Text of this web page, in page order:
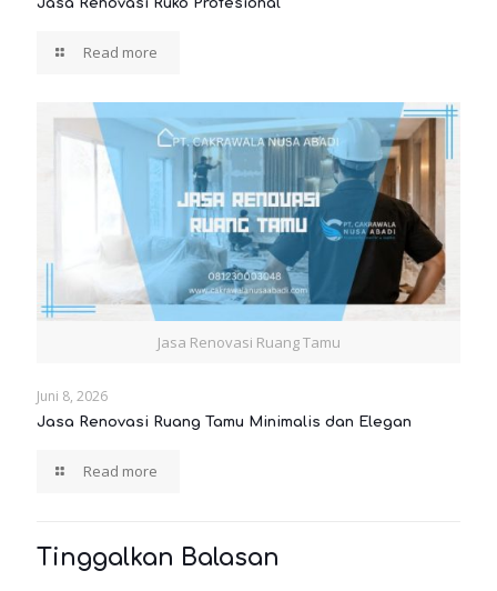
Jasa Renovasi Ruko Profesional
Read more
Jasa Renovasi Ruang Tamu
Juni 8, 2026
Jasa Renovasi Ruang Tamu Minimalis dan Elegan
Read more
Tinggalkan Balasan